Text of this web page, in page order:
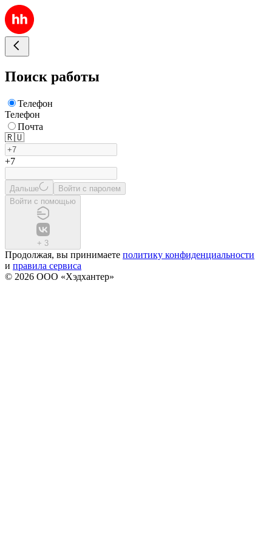
Поиск работы
Телефон
Телефон
Почта
🇷🇺
+7
Дальше
Войти с паролем
Войти с помощью
+ 3
Продолжая, вы принимаете политику конфиденциальности
и правила сервиса
© 2026 ООО «Хэдхантер»